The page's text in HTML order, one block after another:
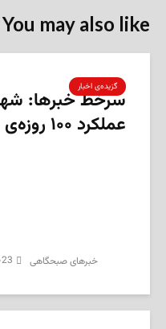
You may also like
گزیده‌ی‌ اخبار
سرخط خبرها:
عملکرد ۱۰۰ روزه‌ی خود نمره‌ی ۸ از ۱۰ داد
‌خبرهای صبحگاهی